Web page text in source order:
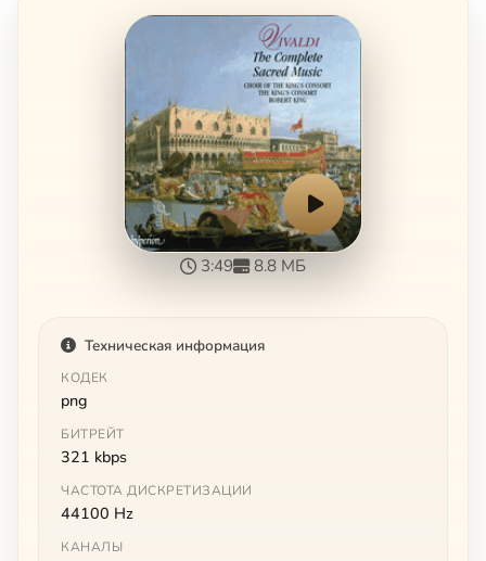
3:49 8.8 МБ
Техническая информация
КОДЕК
png
БИТРЕЙТ
321 kbps
ЧАСТОТА ДИСКРЕТИЗАЦИИ
44100 Hz
КАНАЛЫ